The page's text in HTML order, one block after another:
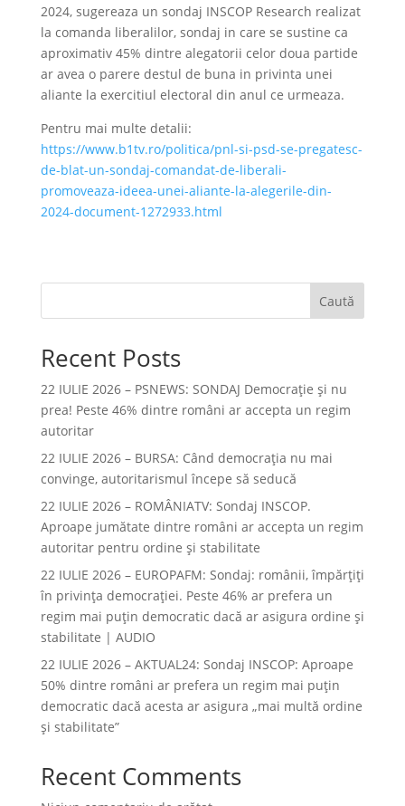
2024, sugereaza un sondaj INSCOP Research realizat
la comanda liberalilor, sondaj in care se sustine ca
aproximativ 45% dintre alegatorii celor doua partide
ar avea o parere destul de buna in privinta unei
aliante la exercitiul electoral din anul ce urmeaza.
Pentru mai multe detalii:
https://www.b1tv.ro/politica/pnl-si-psd-se-pregatesc-
de-blat-un-sondaj-comandat-de-liberali-
promoveaza-ideea-unei-aliante-la-alegerile-din-
2024-document-1272933.html
Caută
Recent Posts
22 IULIE 2026 – PSNEWS: SONDAJ Democrație și nu
prea! Peste 46% dintre români ar accepta un regim
autoritar
22 IULIE 2026 – BURSA: Când democraţia nu mai
convinge, autoritarismul începe să seducă
22 IULIE 2026 – ROMÂNIATV: Sondaj INSCOP.
Aproape jumătate dintre români ar accepta un regim
autoritar pentru ordine și stabilitate
22 IULIE 2026 – EUROPAFM: Sondaj: românii, împărțiți
în privința democrației. Peste 46% ar prefera un
regim mai puțin democratic dacă ar asigura ordine și
stabilitate | AUDIO
22 IULIE 2026 – AKTUAL24: Sondaj INSCOP: Aproape
50% dintre români ar prefera un regim mai puțin
democratic dacă acesta ar asigura „mai multă ordine
și stabilitate”
Recent Comments